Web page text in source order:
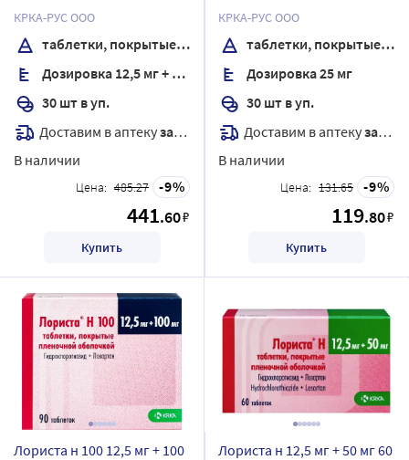
пленочной оболочкой
КРКА-РУС ООО
таблетки, покрытые пленочной оболочкой
Дозировка 12,5 мг + 50 мг
30 шт в уп.
Доставим в аптекузавтра
В наличии
Цена: 485.27 9
441.60₽
Купить
пленочной оболочкой
КРКА-РУС ООО
таблетки, покрытые пленочной оболочкой
Дозировка 25 мг
30 шт в уп.
Доставим в аптекузавтра
В наличии
Цена: 131.65 9
119.80₽
Купить
Лориста н 100 12,5 мг + 100
Лориста н 12,5 мг + 50 мг 60